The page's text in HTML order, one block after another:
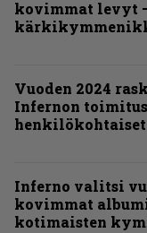
kovimmat levyt
Vuoden 2024
Infernon
Inferno valitsi
kovimmat
kotimaisten